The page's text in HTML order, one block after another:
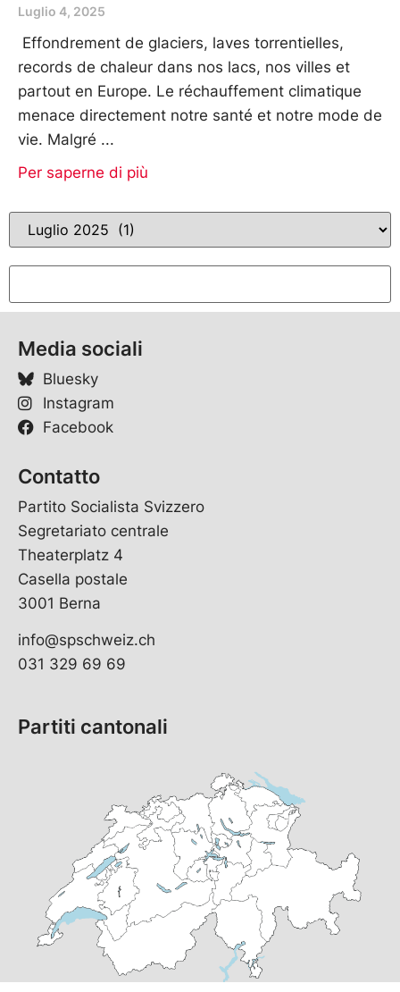
Luglio 4, 2025
Effondrement de glaciers, laves torrentielles,
records de chaleur dans nos lacs, nos villes et
partout en Europe. Le réchauffement climatique
menace directement notre santé et notre mode de
vie. Malgré
Per saperne di più
Media sociali
Bluesky
Instagram
Facebook
Contatto
Partito Socialista Svizzero
Segretariato centrale
Theaterplatz 4
Casella postale
3001 Berna
info@spschweiz.ch
031 329 69 69
Partiti cantonali